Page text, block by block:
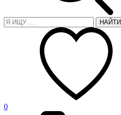
НАЙТИ
0